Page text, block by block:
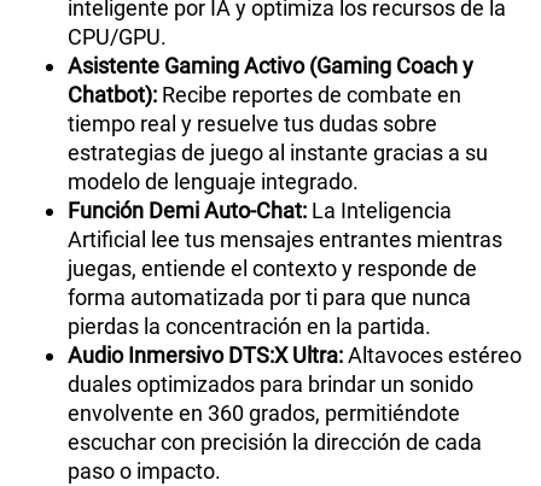
inteligente por IA y optimiza los recursos de la
CPU/GPU.
Asistente Gaming Activo (Gaming Coach y
Chatbot): Recibe reportes de combate en
tiempo real y resuelve tus dudas sobre
estrategias de juego al instante gracias a su
modelo de lenguaje integrado.
Función Demi Auto-Chat: La Inteligencia
Artificial lee tus mensajes entrantes mientras
juegas, entiende el contexto y responde de
forma automatizada por ti para que nunca
pierdas la concentración en la partida.
Audio Inmersivo DTS:X Ultra:Altavoces estéreo
duales optimizados para brindar un sonido
envolvente en 360 grados, permitiéndote
escuchar con precisión la dirección de cada
paso o impacto.